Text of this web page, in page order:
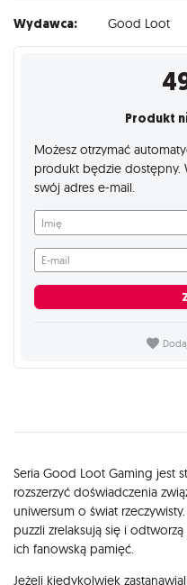
Wydawca: Good Loot
Produkt
Możesz otrzymać
produkt będzie dostępny.
swój adres e-mail.
Imię
E-mail
Opis
Seria Good Loot Gaming jest
rozszerzyć doświadczenia
uniwersum o świat
puzzli zrelaksują się i
ich fanowską pamięć.
Jeżeli kiedykolwiek